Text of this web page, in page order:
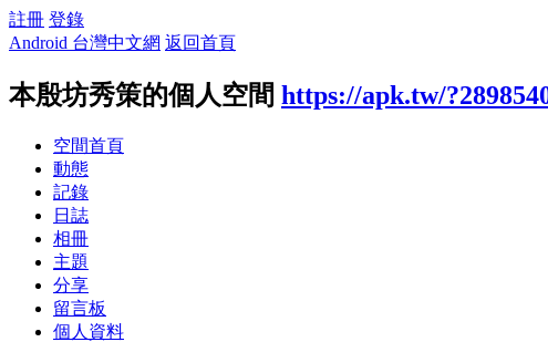
註冊 登錄
Android 台灣中文網 返回首頁
本殷坊秀策的個人空間 https://apk.tw/
空間首頁
動態
記錄
日誌
相冊
主題
分享
留言板
個人資料